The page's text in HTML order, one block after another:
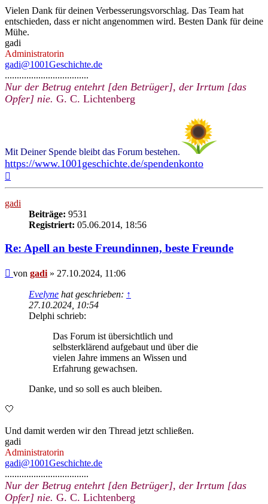
Vielen Dank für deinen Verbesserungsvorschlag. Das Team hat
entschieden, dass er nicht angenommen wird. Besten Dank für deine
Mühe.
gadi
Administratorin
gadi@1001Geschichte.de
...................................
Nur der Betrug entehrt [den Betrüger], der Irrtum [das
Opfer] nie. G. C. Lichtenberg
Mit Deiner Spende bleibt das Forum bestehen.
https://www.1001geschichte.de/spendenkonto
gadi
Beiträge: 9531
Registriert: 05.06.2014, 18:56
Re: Apell an beste Freundinnen, beste Freunde
Beitrag
von gadi » 27.10.2024, 11:06
Evelyne hat geschrieben: ↑
27.10.2024, 10:54
Delphi schrieb:
Das Forum ist übersichtlich und
selbsterklärend aufgebaut und über die
vielen Jahre immens an Wissen und
Erfahrung gewachsen.
Danke, und so soll es auch bleiben.
🤍
Und damit werden wir den Thread jetzt schließen.
gadi
Administratorin
gadi@1001Geschichte.de
...................................
Nur der Betrug entehrt [den Betrüger], der Irrtum [das
Opfer] nie. G. C. Lichtenberg